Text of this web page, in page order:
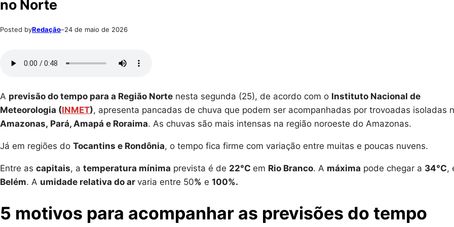
no Norte
Posted byRedação–24 de maio de 2026
A previsão do tempo para a Região Norte nesta segunda (25), de acordo com o Instituto Nacional de
Meteorologia (INMET), apresenta pancadas de chuva que podem ser acompanhadas por trovoadas isoladas
Amazonas, Pará, Amapá e Roraima. As chuvas são mais intensas na região noroeste do Amazonas.
Já em regiões do Tocantins e Rondônia, o tempo fica firme com variação entre muitas e poucas nuvens.
Entre as capitais, a temperatura mínima prevista é de 22°C em Rio Branco. A máxima pode chegar a 34°C,
Belém. A umidade relativa do ar varia entre 50% e 100%.
5 motivos para acompanhar as previsões do tempo